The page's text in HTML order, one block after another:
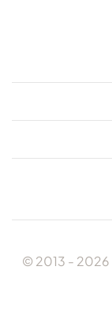
© 2013 - 2026